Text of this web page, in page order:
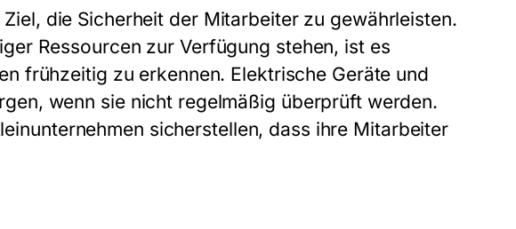
die Sicherheit der Mitarbeiter zu gewährleisten.
Ressourcen zur Verfügung stehen, ist es
frühzeitig zu erkennen. Elektrische Geräte und
wenn sie nicht regelmäßig überprüft werden.
sicherstellen, dass ihre Mitarbeiter